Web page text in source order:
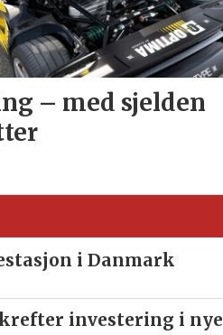
– med sjelden
i Danmark
investering i nye